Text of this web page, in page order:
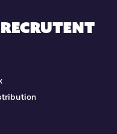
recrutent